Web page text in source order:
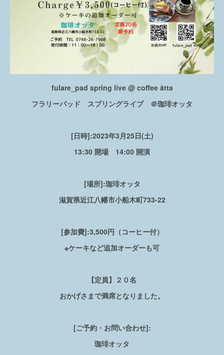
fulare_pad spring live @ coffee åtta
フラリーパッド スプリングライブ ＠珈琲オッタ
[日時]:2023年3月25日(土)
13:30 開場 14:00 開演
[場所]:珈琲オッタ
滋賀県近江八幡市小船木町733-22
[参加費]:3,500円（コーヒー付）
※ケーキなど追加オーダーも可
【定員】２０名
おかげさまで満席となりました。
[ご予約・お問い合わせ]:
珈琲オッタ